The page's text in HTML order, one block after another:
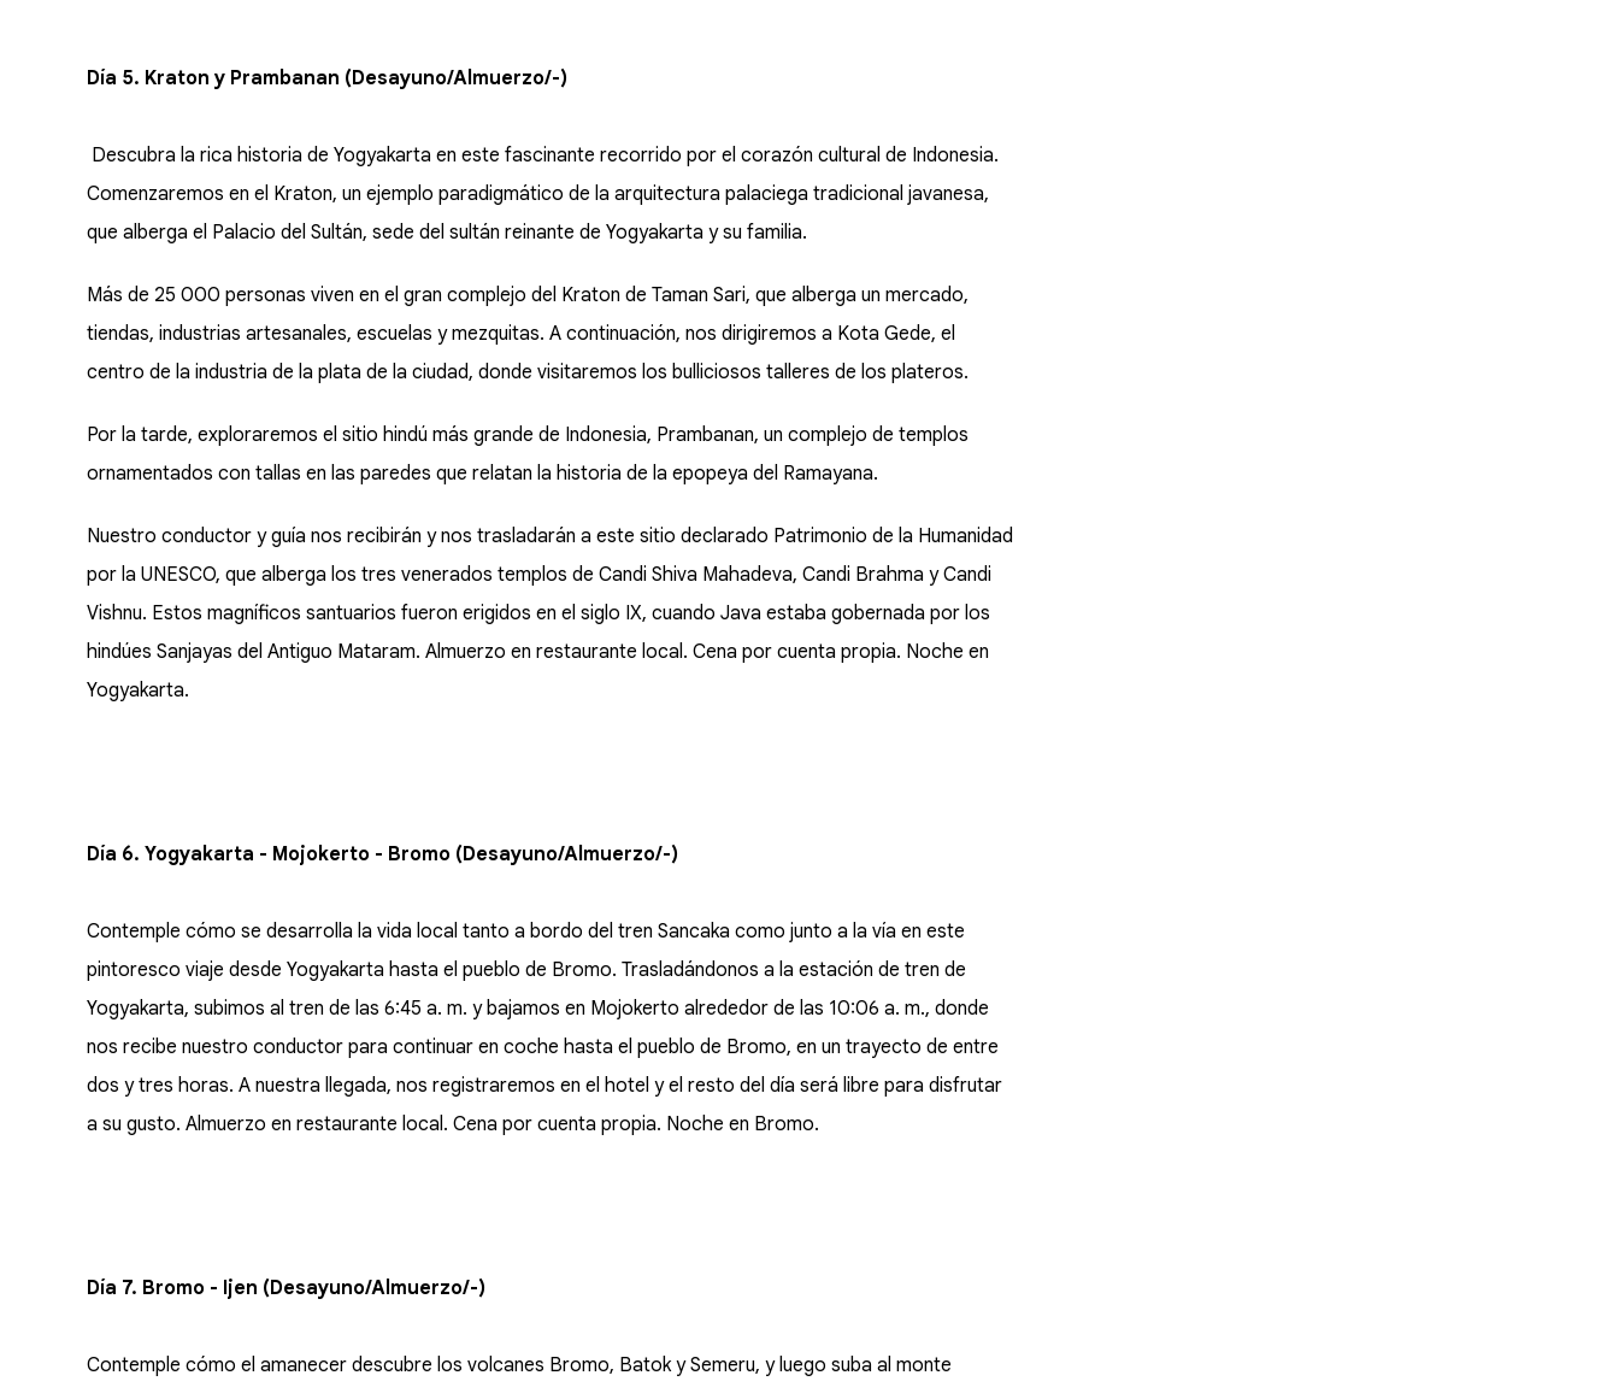
Día 5. Kraton y Prambanan (Desayuno/Almuerzo/-)
Descubra la rica historia de Yogyakarta en este fascinante recorrido por el corazón cultural de Indonesia.
Comenzaremos en el Kraton, un ejemplo paradigmático de la arquitectura palaciega tradicional javanesa,
que alberga el Palacio del Sultán, sede del sultán reinante de Yogyakarta y su familia.
Más de 25 000 personas viven en el gran complejo del Kraton de Taman Sari, que alberga un mercado,
tiendas, industrias artesanales, escuelas y mezquitas. A continuación, nos dirigiremos a Kota Gede, el
centro de la industria de la plata de la ciudad, donde visitaremos los bulliciosos talleres de los plateros.
Por la tarde, exploraremos el sitio hindú más grande de Indonesia, Prambanan, un complejo de templos
ornamentados con tallas en las paredes que relatan la historia de la epopeya del Ramayana.
Nuestro conductor y guía nos recibirán y nos trasladarán a este sitio declarado Patrimonio de la Humanidad
por la UNESCO, que alberga los tres venerados templos de Candi Shiva Mahadeva, Candi Brahma y Candi
Vishnu. Estos magníficos santuarios fueron erigidos en el siglo IX, cuando Java estaba gobernada por los
hindúes Sanjayas del Antiguo Mataram. Almuerzo en restaurante local. Cena por cuenta propia. Noche en
Yogyakarta.
Día 6. Yogyakarta - Mojokerto - Bromo (Desayuno/Almuerzo/-)
Contemple cómo se desarrolla la vida local tanto a bordo del tren Sancaka como junto a la vía en este
pintoresco viaje desde Yogyakarta hasta el pueblo de Bromo. Trasladándonos a la estación de tren de
Yogyakarta, subimos al tren de las 6:45 a. m. y bajamos en Mojokerto alrededor de las 10:06 a. m., donde
nos recibe nuestro conductor para continuar en coche hasta el pueblo de Bromo, en un trayecto de entre
dos y tres horas. A nuestra llegada, nos registraremos en el hotel y el resto del día será libre para disfrutar
a su gusto. Almuerzo en restaurante local. Cena por cuenta propia. Noche en Bromo.
Día 7. Bromo - Ijen (Desayuno/Almuerzo/-)
Contemple cómo el amanecer descubre los volcanes Bromo, Batok y Semeru, y luego suba al monte